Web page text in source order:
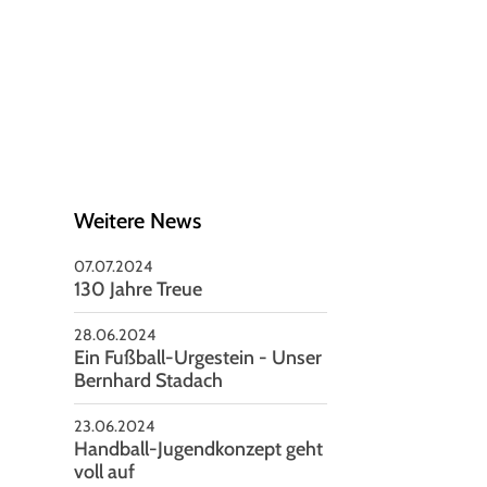
Weitere News
07.07.2024
130 Jahre Treue
28.06.2024
Ein Fußball-Urgestein - Unser
Bernhard Stadach
23.06.2024
Handball-Jugendkonzept geht
voll auf